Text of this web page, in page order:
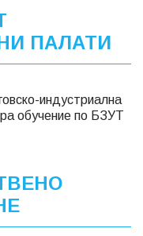
ПАЛАТИ
индустриална
обучение по БЗУТ